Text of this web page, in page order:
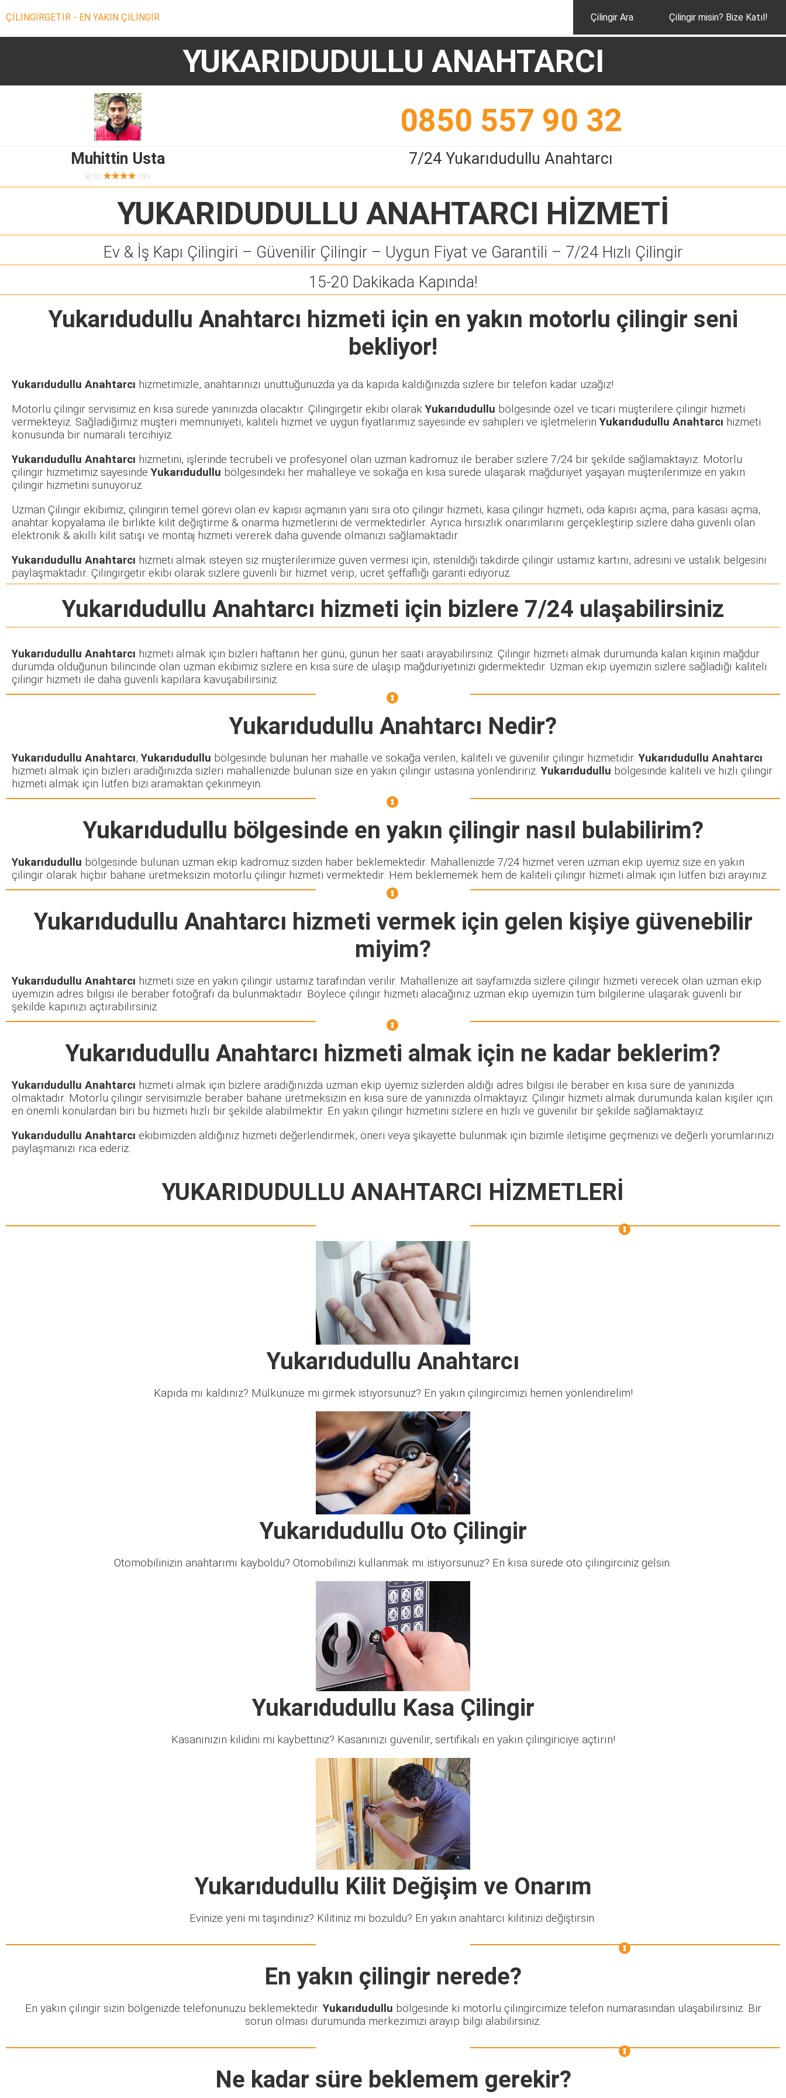
ÇİLİNGİRGETİR - EN YAKIN ÇİLİNGİR Çilingir Ara Çilingir misin? Bize Katıl!
YUKARIDUDULLU ANAHTARCI
0850 557 90 32
Muhittin Usta
8/10 ★★★★ 191
7/24 Yukarıdudullu Anahtarcı
YUKARIDUDULLU ANAHTARCI HİZMETİ
Ev & İş Kapı Çilingiri – Güvenilir Çilingir – Uygun Fiyat ve Garantili – 7/24 Hızlı Çilingir
15-20 Dakikada Kapında!
Yukarıdudullu Anahtarcı hizmeti için en yakın motorlu çilingir seni
bekliyor!
Yukarıdudullu Anahtarcı hizmetimizle, anahtarınızı unuttuğunuzda ya da kapıda kaldığınızda sizlere bir telefon kadar uzağız!
Motorlu çilingir servisimiz en kısa sürede yanınızda olacaktır. Çilingirgetir ekibi olarakYukarıdudullu bölgesinde özel ve ticari müşterilere çilingir hizmeti
vermekteyiz. Sağladığımız müşteri memnuniyeti, kaliteli hizmet ve uygun fiyatlarımız sayesinde ev sahipleri ve işletmelerinYukarıdudullu Anahtarcı hizmeti
konusunda bir numaralı tercihiyiz.
Yukarıdudullu Anahtarcı hizmetini, işlerinde tecrübeli ve profesyonel olan uzman kadromuz ile beraber sizlere 7/24 bir şekilde sağlamaktayız. Motorlu
çilingir hizmetimiz sayesindeYukarıdudullu bölgesindeki her mahalleye ve sokağa en kısa sürede ulaşarak mağduriyet yaşayan müşterilerimize en yakın
çilingir hizmetini sunuyoruz.
Uzman Çilingir ekibimiz, çilingirin temel görevi olan ev kapısı açmanın yanı sıra oto çilingir hizmeti, kasa çilingir hizmeti, oda kapısı açma, para kasası açma,
anahtar kopyalama ile birlikte kilit değiştirme & onarma hizmetlerini de vermektedirler. Ayrıca hırsızlık onarımlarını gerçekleştirip sizlere daha güvenli olan
elektronik & akıllı kilit satışı ve montaj hizmeti vererek daha güvende olmanızı sağlamaktadır.
Yukarıdudullu Anahtarcı hizmeti almak isteyen siz müşterilerimize güven vermesi için, istenildiği takdirde çilingir ustamız kartını, adresini ve ustalık belgesini
paylaşmaktadır. Çilingirgetir ekibi olarak sizlere güvenli bir hizmet verip, ücret şeffaflığı garanti ediyoruz.
Yukarıdudullu Anahtarcı hizmeti için bizlere 7/24 ulaşabilirsiniz
Yukarıdudullu Anahtarcı hizmeti almak için bizleri haftanın her günü, günün her saati arayabilirsiniz. Çilingir hizmeti almak durumunda kalan kişinin mağdur
durumda olduğunun bilincinde olan uzman ekibimiz sizlere en kısa süre de ulaşıp mağduriyetinizi gidermektedir. Uzman ekip üyemizin sizlere sağladığı kaliteli
çilingir hizmeti ile daha güvenli kapılara kavuşabilirsiniz.
Yukarıdudullu Anahtarcı Nedir?
Yukarıdudullu Anahtarcı,Yukarıdudullu bölgesinde bulunan her mahalle ve sokağa verilen, kaliteli ve güvenilir çilingir hizmetidir.Yukarıdudullu Anahtarcı
hizmeti almak için bizleri aradığınızda sizleri mahallenizde bulunan size en yakın çilingir ustasına yönlendiririz.Yukarıdudullu bölgesinde kaliteli ve hızlı çilingir
hizmeti almak için lütfen bizi aramaktan çekinmeyin.
Yukarıdudullu bölgesinde en yakın çilingir nasıl bulabilirim?
Yukarıdudullu bölgesinde bulunan uzman ekip kadromuz sizden haber beklemektedir. Mahallenizde 7/24 hizmet veren uzman ekip üyemiz size en yakın
çilingir olarak hiçbir bahane üretmeksizin motorlu çilingir hizmeti vermektedir. Hem beklememek hem de kaliteli çilingir hizmeti almak için lütfen bizi arayınız.
Yukarıdudullu Anahtarcı hizmeti vermek için gelen kişiye güvenebilir
miyim?
Yukarıdudullu Anahtarcı hizmeti size en yakın çilingir ustamız tarafından verilir. Mahallenize ait sayfamızda sizlere çilingir hizmeti verecek olan uzman ekip
üyemizin adres bilgisi ile beraber fotoğrafı da bulunmaktadır. Böylece çilingir hizmeti alacağınız uzman ekip üyemizin tüm bilgilerine ulaşarak güvenli bir
şekilde kapınızı açtırabilirsiniz.
Yukarıdudullu Anahtarcı hizmeti almak için ne kadar beklerim?
Yukarıdudullu Anahtarcı hizmeti almak için bizlere aradığınızda uzman ekip üyemiz sizlerden aldığı adres bilgisi ile beraber en kısa süre de yanınızda
olmaktadır. Motorlu çilingir servisimizle beraber bahane üretmeksizin en kısa süre de yanınızda olmaktayız. Çilingir hizmeti almak durumunda kalan kişiler için
en önemli konulardan biri bu hizmeti hızlı bir şekilde alabilmektir. En yakın çilingir hizmetini sizlere en hızlı ve güvenilir bir şekilde sağlamaktayız.
Yukarıdudullu Anahtarcı ekibimizden aldığınız hizmeti değerlendirmek, öneri veya şikayette bulunmak için bizimle iletişime geçmenizi ve değerli yorumlarınızı
paylaşmanızı rica ederiz.
YUKARIDUDULLU ANAHTARCI HİZMETLERİ
Yukarıdudullu Anahtarcı
Kapıda mı kaldınız? Mülkünüze mi girmek istiyorsunuz? En yakın çilingircimizi hemen yönlendirelim!
Yukarıdudullu Oto Çilingir
Otomobilinizin anahtarımı kayboldu? Otomobilinizi kullanmak mı istiyorsunuz? En kısa sürede oto çilingirciniz gelsin.
Yukarıdudullu Kasa Çilingir
Kasanınızın kilidini mi kaybettiniz? Kasanınızı güvenilir, sertifikalı en yakın çilingiriciye açtırın!
Yukarıdudullu Kilit Değişim ve Onarım
Evinize yeni mi taşındınız? Kilitiniz mi bozuldu? En yakın anahtarcı kilitinizi değiştirsin.
En yakın çilingir nerede?
En yakın çilingir sizin bölgenizde telefonunuzu beklemektedir.Yukarıdudullu bölgesinde ki motorlu çilingircimize telefon numarasından ulaşabilirsiniz. Bir
sorun olması durumunda merkezimizi arayıp bilgi alabilirsiniz.
Ne kadar süre beklemem gerekir?